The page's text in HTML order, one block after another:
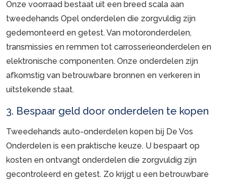
Onze voorraad bestaat uit een breed scala aan
tweedehands Opel onderdelen die zorgvuldig zijn
gedemonteerd en getest. Van motoronderdelen,
transmissies en remmen tot carrosserieonderdelen en
elektronische componenten. Onze onderdelen zijn
afkomstig van betrouwbare bronnen en verkeren in
uitstekende staat.
3. Bespaar geld door onderdelen te kopen
Tweedehands auto-onderdelen kopen bij De Vos
Onderdelen is een praktische keuze. U bespaart op
kosten en ontvangt onderdelen die zorgvuldig zijn
gecontroleerd en getest. Zo krijgt u een betrouwbare